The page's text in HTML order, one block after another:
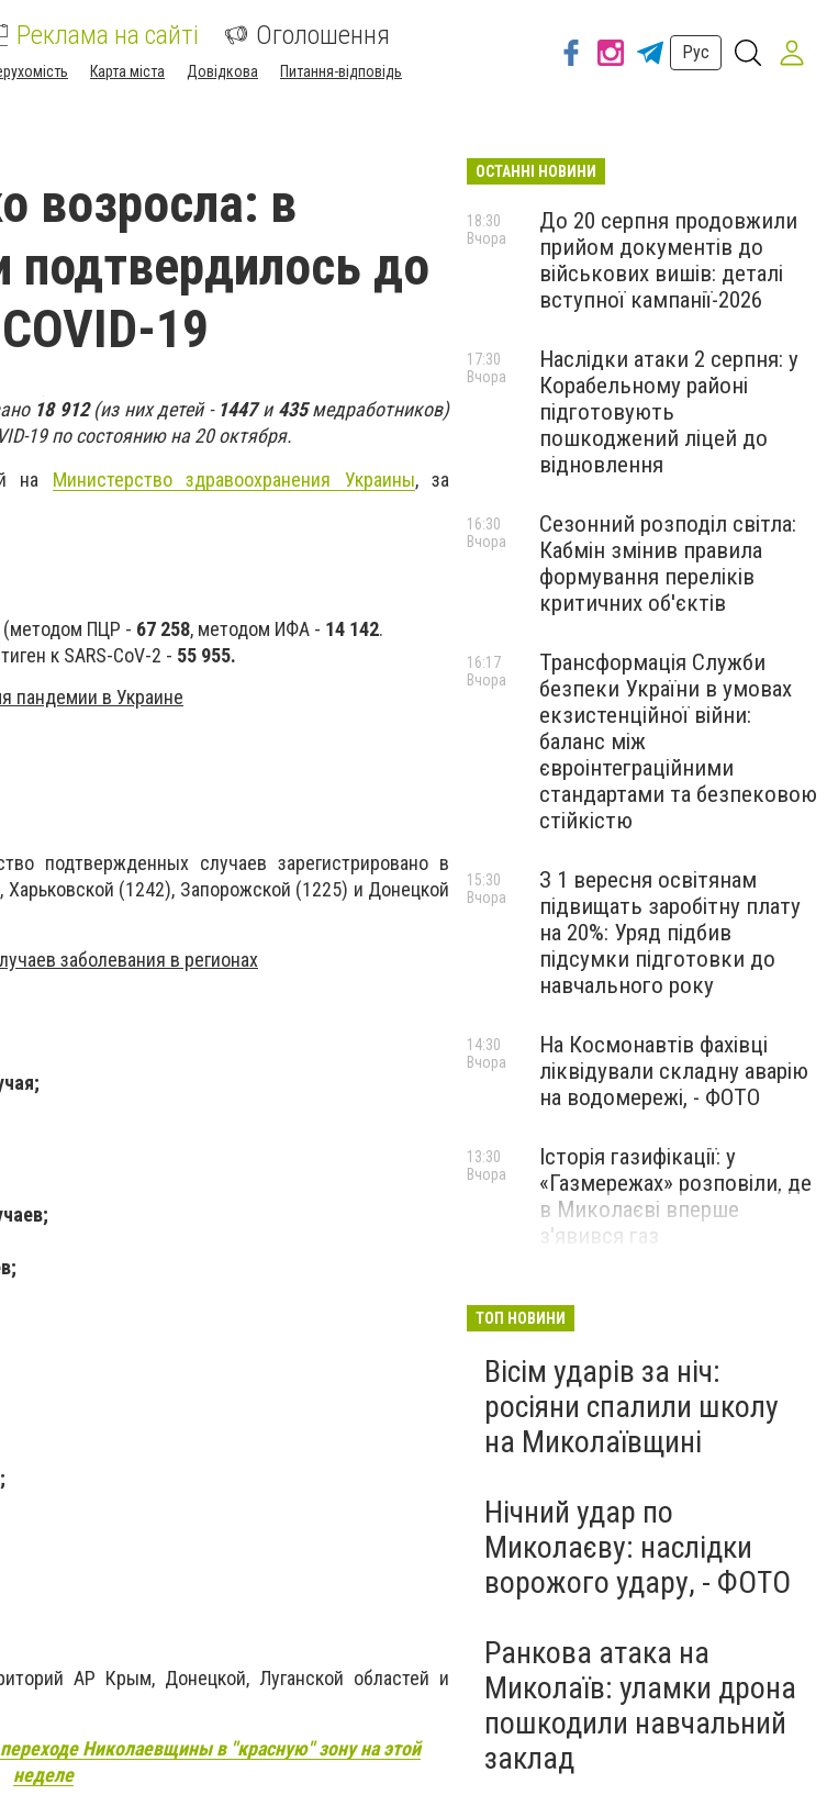
Реклама на сайті Оголошення
Карта міста Довідкова Питання-відповідь
Рус
возросла: в
подтвердилось до
19
18 912(из них детей - 1447и 435медработников)
19 по состоянию на 20 октября.
на Министерство здравоохранения Украины, за
(методом ПЦР - 67 258, методом ИФА - 14 142.
к SARS-CoV-2 - 55 955.
пандемии в Украине
подтвержденных случаев зарегистрировано в
(1242), Запорожской (1225) и Донецкой
заболевания в регионах
АР Крым, Донецкой, Луганской областей и
Николаевщины в "красную" зону на этой
неделе
ОСТАННІ НОВИНИ
До 20 серпня продовжили
прийом документів до
військових вишів: деталі
вступної кампанії-2026
18:30
Вчора
Наслідки атаки 2 серпня: у
Корабельному районі
підготовують
пошкоджений ліцей до
відновлення
17:30
Вчора
Сезонний розподіл світла:
Кабмін змінив правила
формування переліків
критичних об'єктів
16:30
Вчора
Трансформація Служби
безпеки України в умовах
екзистенційної війни:
баланс між
євроінтеграційними
стандартами та безпековою
стійкістю
16:17
Вчора
З 1 вересня освітянам
підвищать заробітну плату
на 20%: Уряд підбив
підсумки підготовки до
навчального року
15:30
Вчора
На Космонавтів фахівці
ліквідували складну аварію
на водомережі, - ФОТО
14:30
Вчора
Історія газифікації: у
«Газмережах» розповіли, де
в Миколаєві вперше
з'явився газ
13:30
Вчора
Миколаєві 2026: шукаємо
перезавантаження
ПАРТНЕРСЬКИЙ СПЕЦПРОЄКТ
Вчора
ТОП НОВИНИ
Вісім ударів за ніч:
росіяни спалили школу
на Миколаївщині
Нічний удар по
Миколаєву: наслідки
ворожого удару, - ФОТО
Ранкова атака на
Миколаїв: уламки дрона
пошкодили навчальний
заклад